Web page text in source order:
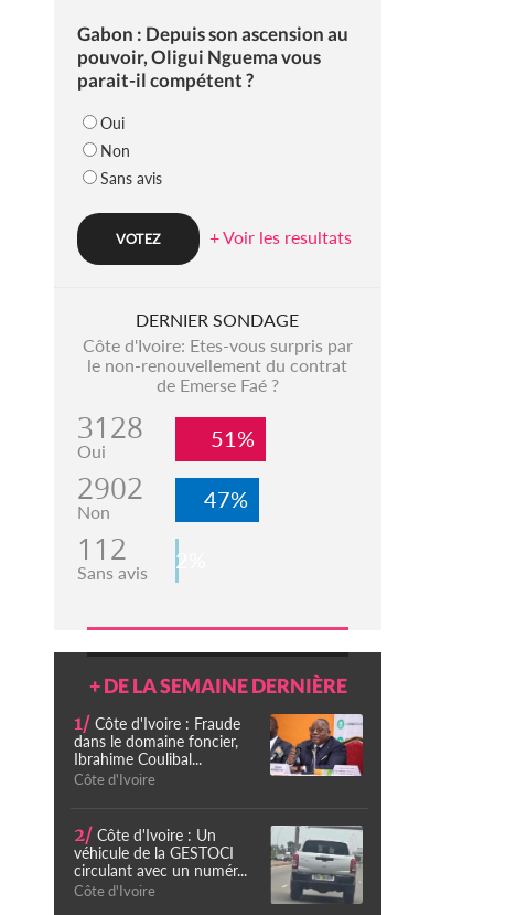
Gabon : Depuis son ascension au
pouvoir, Oligui Nguema vous
parait-il compétent ?
Oui
Non
Sans avis
+ Voir les resultats
DERNIER SONDAGE
Côte d'Ivoire: Etes-vous surpris par
le non-renouvellement du contrat
de Emerse Faé ?
3128
Oui 51%
2902
Non 47%
112
Sans avis 2%
+ DE LA SEMAINE DERNIÈRE
1/ Côte d'Ivoire : Fraude
dans le domaine foncier,
Ibrahime Coulibal...
Côte d'Ivoire
2/ Côte d'Ivoire : Un
véhicule de la GESTOCI
circulant avec un numér...
Côte d'Ivoire